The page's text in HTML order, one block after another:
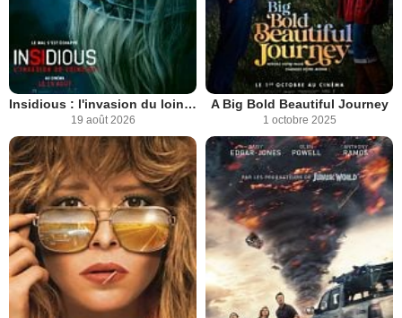
Insidious : l'invasion du lointain
19 août 2026
A Big Bold Beautiful Journey
1 octobre 2025